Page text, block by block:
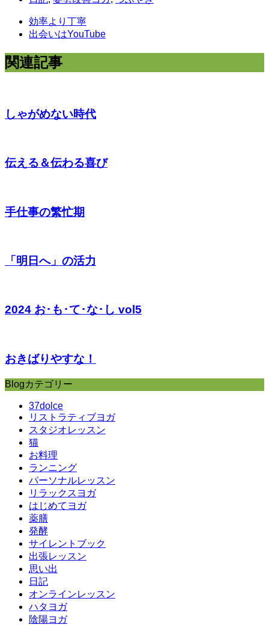
効率より丁寧
出会いはYouTube
関連記事
しゃがめない時代
伝える＆伝わる喜び
手仕事の繁忙期
「明日へ」の活力
2024 お･も･て･な･し vol5
おきばりやすな！
Blogカテゴリー
37dolce
リストラティブヨガ
スタジオレッスン
猫
お料理
ランニング
パーソナルレッスン
リラックスヨガ
はじめてヨガ
薬膳
発酵
サイレントブック
出張レッスン
思い出
日記
オンラインレッスン
ハタヨガ
陰陽ヨガ